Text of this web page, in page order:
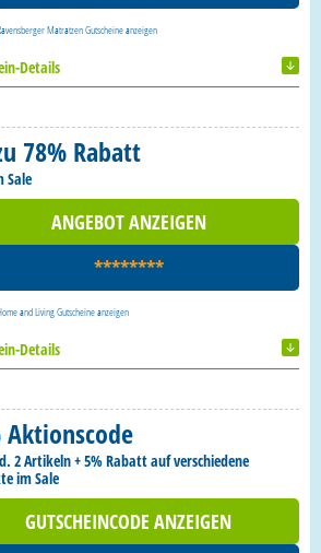
Matratzen Gutscheineanzeigen
Details
78% Rabatt
Sale
ANGEBOT ANZEIGEN
********
and Living Gutscheineanzeigen
Details
Aktionscode
2 Artikeln + 5% Rabatt auf verschiedene
im Sale
GUTSCHEINCODE ANZEIGEN